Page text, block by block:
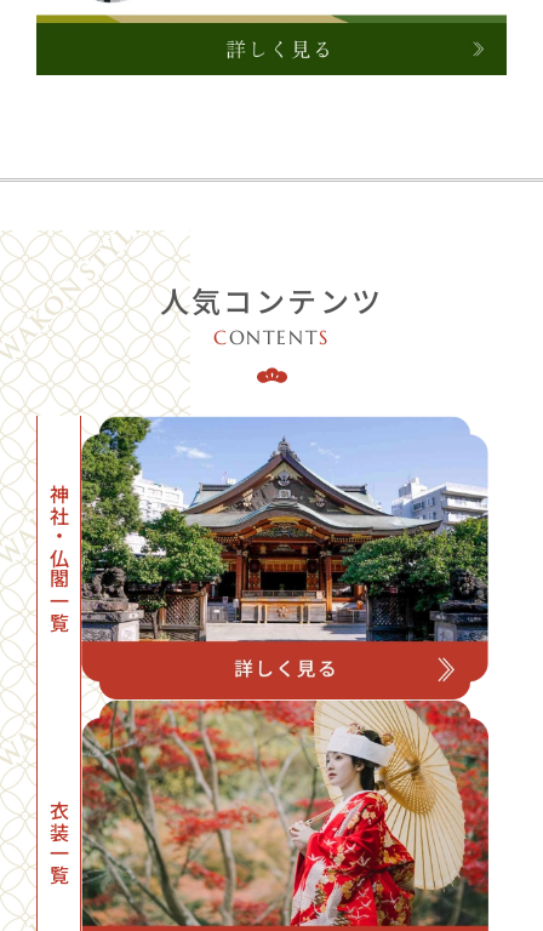
人気コンテンツ
CONTENTS
神社・仏閣一覧
衣装一覧